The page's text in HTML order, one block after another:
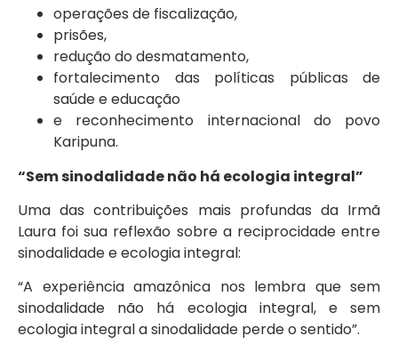
operações de fiscalização,
prisões,
redução do desmatamento,
fortalecimento das políticas públicas de
saúde e educação
e reconhecimento internacional do povo
Karipuna.
“Sem sinodalidade não há ecologia integral”
Uma das contribuições mais profundas da Irmã
Laura foi sua reflexão sobre a reciprocidade entre
sinodalidade e ecologia integral:
“A experiência amazônica nos lembra que sem
sinodalidade não há ecologia integral, e sem
ecologia integral a sinodalidade perde o sentido”.